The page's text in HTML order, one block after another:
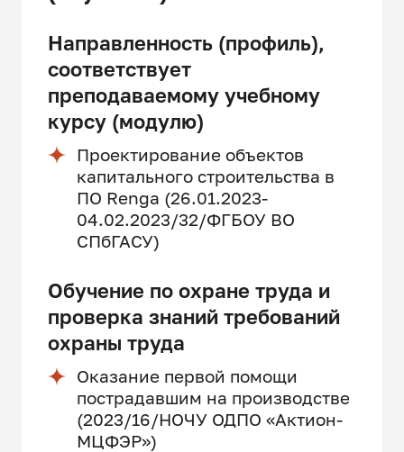
Направленность (профиль),
соответствует
преподаваемому учебному
курсу (модулю)
Проектирование объектов
капитального строительства в
ПО Renga (26.01.2023-
04.02.2023/32/ФГБОУ ВО
СПбГАСУ)
Обучение по охране труда и
проверка знаний требований
охраны труда
Оказание первой помощи
пострадавшим на производстве
(2023/16/НОЧУ ОДПО «Актион-
МЦФЭР»)